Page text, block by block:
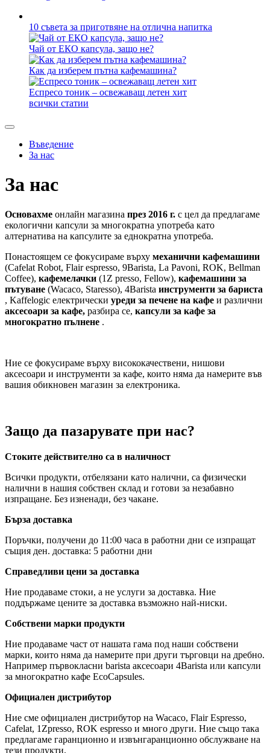
10 съвета за приготвяне на отлична напитка
Чай от ЕКО капсула, защо не?
Как да изберем пътна кафемашина?
Еспресо тоник – освежаващ летен хит
всички статии
Въведение
За нас
За нас
Основахме онлайн магазина през 2016 г. с цел да предлагаме
екологични капсули за многократна употреба като
алтернатива на капсулите за еднократна употреба.
Понастоящем се фокусираме върху механични кафемашини
(Cafelat Robot, Flair espresso, 9Barista, La Pavoni, ROK, Bellman
Coffee), кафемелачки (1Z presso, Fellow), кафемашини за
пътуване (Wacaco, Staresso), 4Barista инструменти за бариста
, Kaffelogic електрически уреди за печене на кафе и различни
аксесоари за кафе, разбира се, капсули за кафе за
многократно пълнене .
Ние се фокусираме върху висококачествени, нишови
аксесоари и инструменти за кафе, които няма да намерите във
вашия обикновен магазин за електроника.
Защо да пазарувате при нас?
Стоките действително са в наличност
Всички продукти, отбелязани като налични, са физически
налични в нашия собствен склад и готови за незабавно
изпращане. Без изненади, без чакане.
Бърза доставка
Поръчки, получени до 11:00 часа в работни дни се изпращат
същия ден. доставка: 5 работни дни
Справедливи цени за доставка
Ние продаваме стоки, а не услуги за доставка. Ние
поддържаме цените за доставка възможно най-ниски.
Собствени марки продукти
Ние продаваме част от нашата гама под наши собствени
марки, които няма да намерите при други търговци на дребно.
Например първокласни barista аксесоари 4Barista или капсули
за многократно кафе EcoCapsules.
Официален дистрибутор
Ние сме официален дистрибутор на Wacaco, Flair Espresso,
Cafelat, 1Zpresso, ROK espresso и много други. Ние също така
предлагаме гаранционно и извънгаранционно обслужване на
тези продукти.